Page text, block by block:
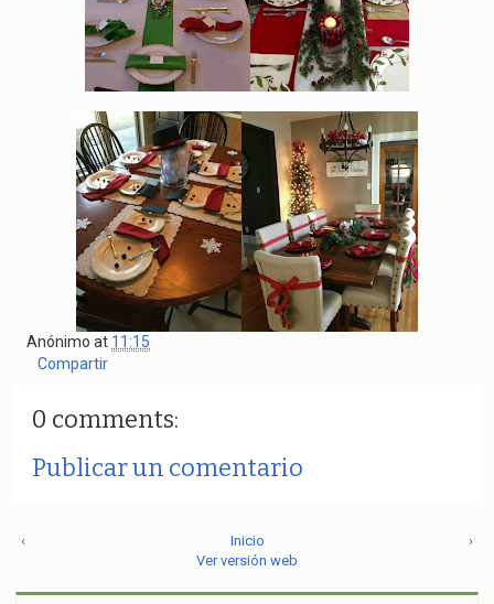
Anónimo at 11:15
Compartir
0 comments:
Publicar un comentario
‹ ›
Inicio
Ver versión web